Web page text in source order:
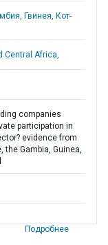
Гвинея, Кот-
Central Africa,
companies
participation in
evidence from
the Gambia, Guinea,
Подробнее